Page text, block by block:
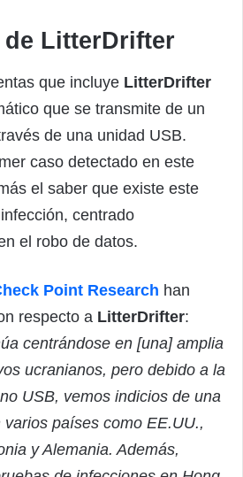
LitterDrifter
que incluye LitterDrifter
que se transmite de un
de una unidad USB.
caso detectado en este
el saber que existe este
centrado
el robo de datos.
Point Research han
respecto a LitterDrifter:
centrándose en [una] amplia
ucranianos, pero debido a la
USB, vemos indicios de una
países como EE.UU.,
y Alemania. Además,